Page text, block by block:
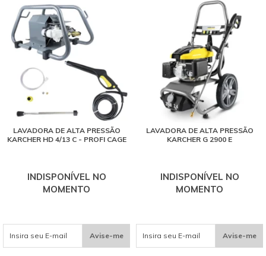
LAVADORA DE ALTA PRESSÃO
KARCHER HD 4/13 C - PROFI CAGE
INDISPONÍVEL NO
MOMENTO
Avise-me
LAVADORA DE ALTA PRESSÃO
KARCHER G 2900 E
INDISPONÍVEL NO
MOMENTO
Avise-me